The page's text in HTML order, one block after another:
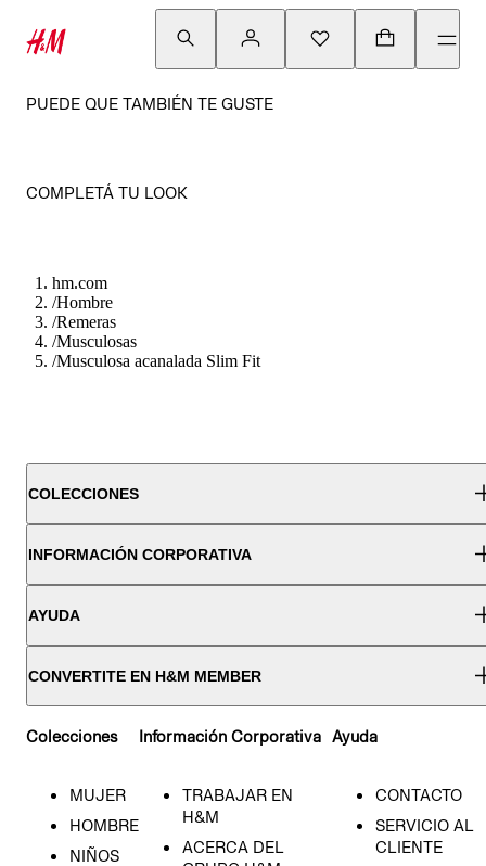
PUEDE QUE TAMBIÉN TE GUSTE
COMPLETÁ TU LOOK
hm.com
/Hombre
/Remeras
/Musculosas
/Musculosa acanalada Slim Fit
COLECCIONES
INFORMACIÓN CORPORATIVA
AYUDA
CONVERTITE EN H&M MEMBER
Colecciones
MUJER
HOMBRE
NIÑOS
Información Corporativa
TRABAJAR EN
H&M
ACERCA DEL
Ayuda
CONTACTO
SERVICIO AL
CLIENTE